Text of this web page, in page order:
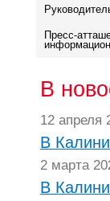
Пресс-
В
12 апреля
В
2 марта
В